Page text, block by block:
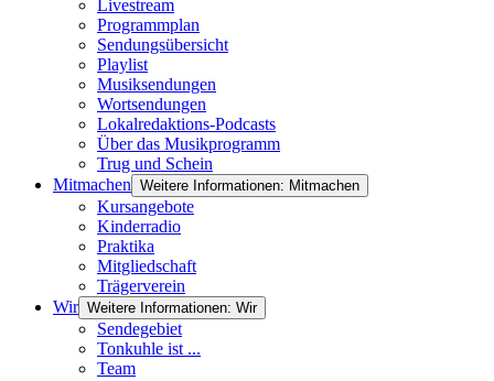
Livestream
Programmplan
Sendungsübersicht
Playlist
Musiksendungen
Wortsendungen
Lokalredaktions-Podcasts
Über das Musikprogramm
Trug und Schein
Mitmachen Weitere Informationen: Mitmachen
Kursangebote
Kinderradio
Praktika
Mitgliedschaft
Trägerverein
Wir Weitere Informationen: Wir
Sendegebiet
Tonkuhle ist ...
Team